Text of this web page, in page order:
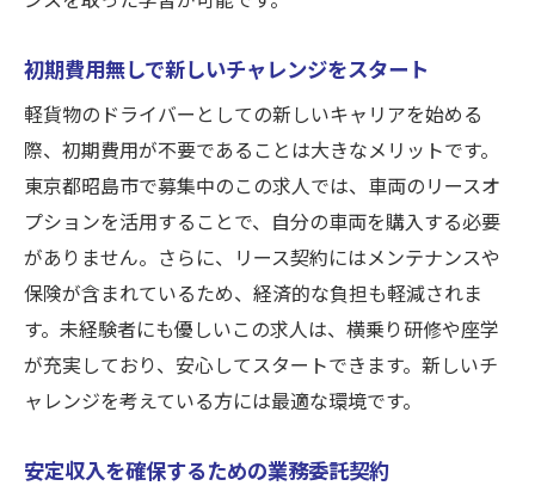
初期費用無しで新しいチャレンジをスタート
軽貨物のドライバーとしての新しいキャリアを始める
際、初期費用が不要であることは大きなメリットです。
東京都昭島市で募集中のこの求人では、車両のリースオ
プションを活用することで、自分の車両を購入する必要
がありません。さらに、リース契約にはメンテナンスや
保険が含まれているため、経済的な負担も軽減されま
す。未経験者にも優しいこの求人は、横乗り研修や座学
が充実しており、安心してスタートできます。新しいチ
ャレンジを考えている方には最適な環境です。
安定収入を確保するための業務委託契約